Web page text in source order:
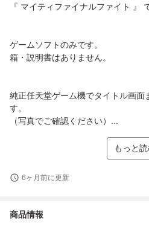
『 マイティファイナルファイト 』
ゲームソフトのみです。
箱・説明書はありません。
純正任天堂ゲーム機でタイトル画面
す。
（写真でご確認ください）...
もっと
6ヶ月前に更新
商品情報